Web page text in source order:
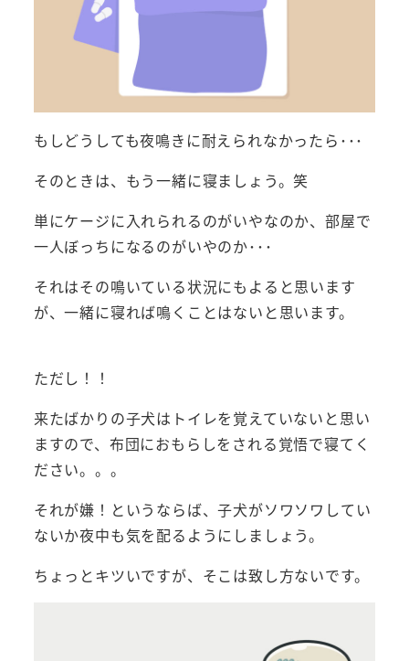
もしどうしても夜鳴きに耐えられなかったら･･･
そのときは、もう一緒に寝ましょう。笑
単にケージに入れられるのがいやなのか、部屋で
一人ぼっちになるのがいやのか･･･
それはその鳴いている状況にもよると思います
が、一緒に寝れば鳴くことはないと思います。
ただし！！
来たばかりの子犬はトイレを覚えていないと思い
ますので、布団におもらしをされる覚悟で寝てく
ださい。。。
それが嫌！というならば、子犬がソワソワしてい
ないか夜中も気を配るようにしましょう。
ちょっとキツいですが、そこは致し方ないです。